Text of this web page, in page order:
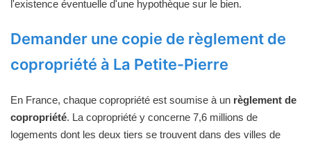
l'existence éventuelle d'une hypothèque sur le bien.
Demander une copie de règlement de
copropriété à La Petite-Pierre
En France, chaque copropriété est soumise à un règlement de
copropriété. La copropriété y concerne 7,6 millions de
logements dont les deux tiers se trouvent dans des villes de